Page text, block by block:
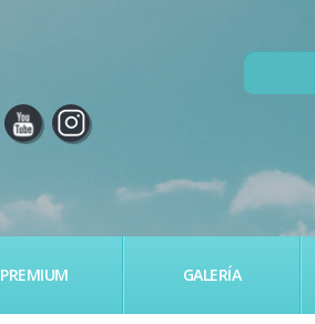
PREMIUM GALERÍA